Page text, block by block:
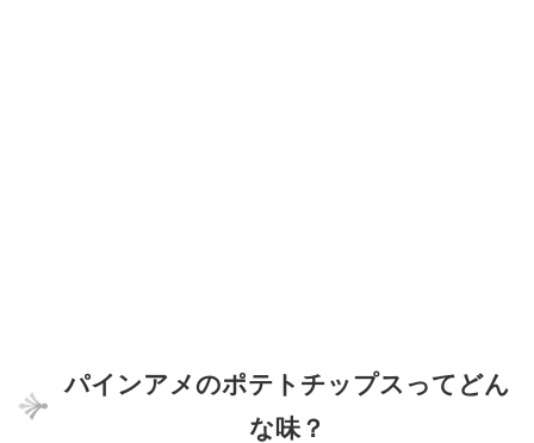
パインアメのポテトチップスってどん
な味？